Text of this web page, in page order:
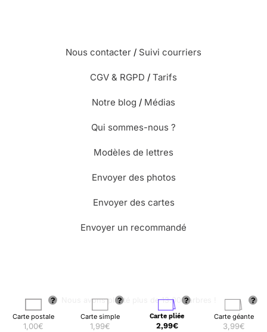
Carte postale
1,00€
Carte simple
1,99€
Carte pliée
2,99€
Carte géante
3,99€
Nous contacter / Suivi courriers
CGV & RGPD / Tarifs
Notre blog / Médias
Qui sommes-nous ?
Modèles de lettres
Envoyer des photos
Envoyer des cartes
Envoyer un recommandé
🌳 Nous avons planté plus de 13.000 arbres !